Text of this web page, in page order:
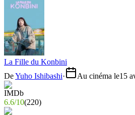
La Fille du Konbini
DeYuho Ishibashi· Au cinéma le15
6.6/10(220)